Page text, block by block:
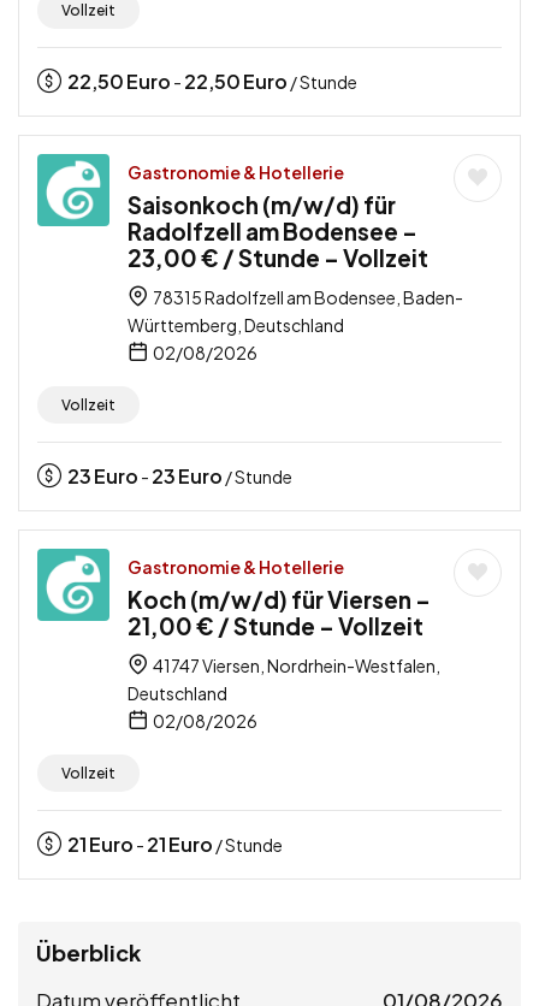
Vollzeit
22,50Euro - 22,50Euro / Stunde
Gastronomie & Hotellerie
Saisonkoch (m/w/d) für
Radolfzell am Bodensee –
23,00 € / Stunde – Vollzeit
78315 Radolfzell am Bodensee, Baden-
Württemberg, Deutschland
02/08/2026
Vollzeit
23Euro - 23Euro / Stunde
Gastronomie & Hotellerie
Koch (m/w/d) für Viersen –
21,00 € / Stunde – Vollzeit
41747 Viersen, Nordrhein-Westfalen,
Deutschland
02/08/2026
Vollzeit
21Euro - 21Euro / Stunde
Überblick
Datum veröffentlicht 01/08/2026